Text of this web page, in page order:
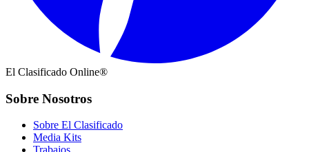
El Clasificado Online®
Sobre Nosotros
Sobre El Clasificado
Media Kits